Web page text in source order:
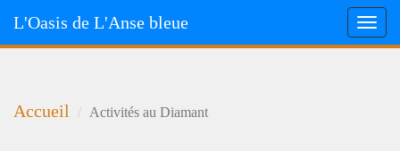
contenu
L'Oasis de L'Anse bleue
Accueil Activités au Diamant